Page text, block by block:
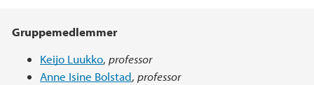
Hovedinnhold
Gruppemedlemmer
Keijo Luukko, professor
Anne Isine Bolstad, professor